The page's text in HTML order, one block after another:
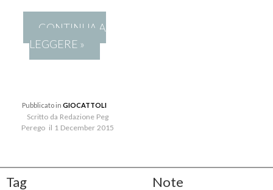
CONTINUA A
LEGGERE »
Pubblicato inGIOCATTOLI
Scritto da Redazione Peg
Perego il 1 December 2015
Tag Note